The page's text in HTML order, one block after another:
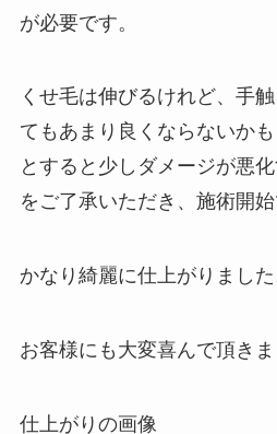
が必要です。
くせ毛は伸びるけれど、手
てもあまり良くならないか
とすると少しダメージが悪
をご了承いただき、施術開始
かなり綺麗に仕上がりました
お客様にも大変喜んで頂きま
仕上がりの画像